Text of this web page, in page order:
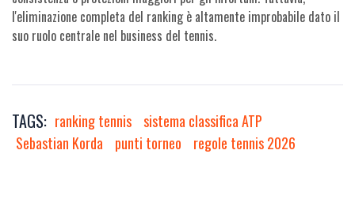
l'eliminazione completa del ranking è altamente improbabile dato il
suo ruolo centrale nel business del tennis.
TAGS: ranking tennis sistema classifica ATP
Sebastian Korda
punti torneo regole tennis 2026